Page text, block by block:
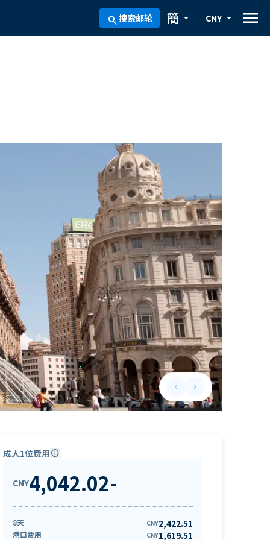
search搜索邮轮 arrow_drop_down
簡 arrow_drop_down
CNY menu
keyboard_arrow_leftPrevious slide
keyboard_arrow_rightNext slide
成人1位费用info
CNY4,042.02-
8天 CNY2,422.51
港口费用 CNY1,619.51